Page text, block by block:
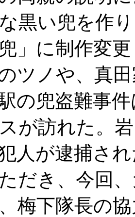
黒い兜を作
」に制作変
ツノや、真
の兜盗難事
が訪れた。
人が逮捕さ
だき、今回
梅下隊長の